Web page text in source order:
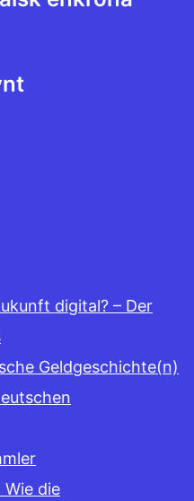
digital? – Der
Geldgeschichte(n)
Wie die